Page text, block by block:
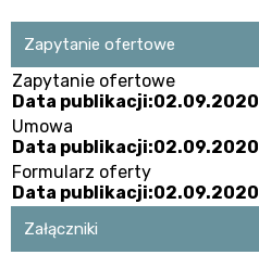
Zapytanie ofertowe
Zapytanie ofertowe
Data publikacji:02.09.2020
Umowa
Data publikacji:02.09.2020
Formularz oferty
Data publikacji:02.09.2020
Załączniki